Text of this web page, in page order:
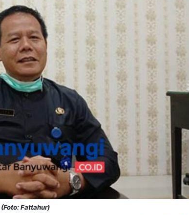
Fattahur)